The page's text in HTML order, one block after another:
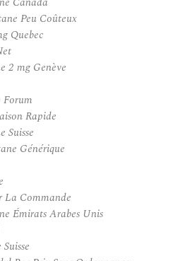
Peu Coûteux
Quebec
2 mg Genève
Rapide
Suisse
Générique
La Commande
Émirats Arabes Unis